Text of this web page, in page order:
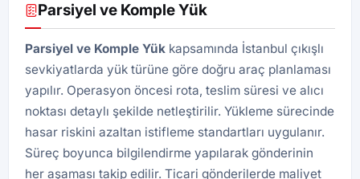
Parsiyel ve Komple Yük
Parsiyel ve Komple Yük kapsamında İstanbul çıkışlı
sevkiyatlarda yük türüne göre doğru araç planlaması
yapılır. Operasyon öncesi rota, teslim süresi ve alıcı
noktası detaylı şekilde netleştirilir. Yükleme sürecinde
hasar riskini azaltan istifleme standartları uygulanır.
Süreç boyunca bilgilendirme yapılarak gönderinin
her aşaması takip edilir. Ticari gönderilerde maliyet